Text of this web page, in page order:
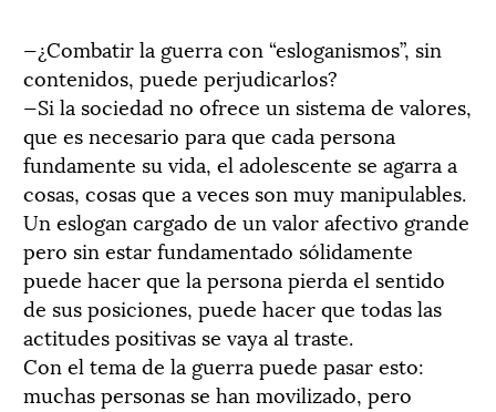
—¿Combatir la guerra con “esloganismos”, sin
contenidos, puede perjudicarlos?
—Si la sociedad no ofrece un sistema de valores,
que es necesario para que cada persona
fundamente su vida, el adolescente se agarra a
cosas, cosas que a veces son muy manipulables.
Un eslogan cargado de un valor afectivo grande
pero sin estar fundamentado sólidamente
puede hacer que la persona pierda el sentido
de sus posiciones, puede hacer que todas las
actitudes positivas se vaya al traste.
Con el tema de la guerra puede pasar esto:
muchas personas se han movilizado, pero